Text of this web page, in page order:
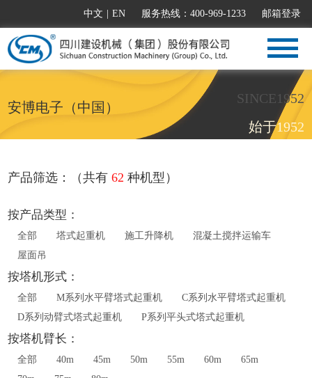
中文 EN 服务热线：400-969-1233 邮箱登录
安博电子（中国）
SINCE1952
始于1952
产品筛选：（共有62 种机型）
按产品类型：
全部 塔式起重机 施工升降机
混凝土搅拌运输车
屋面吊
按塔机形式：
全部 M系列水平臂塔式起重机
C系列水平臂塔式起重机
D系列动臂式塔式起重机
P系列平头式塔式起重机
按塔机臂长：
全部 40m 45m 50m 55m 60m
65m